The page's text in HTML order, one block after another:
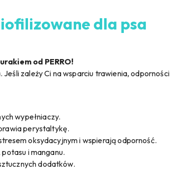
dla psa
od PERRO!
zależy Ci na wsparciu trawienia, odporności
wypełniaczy.
perystaltykę.
oksydacyjnym i wspierają odporność.
i manganu.
dodatków.